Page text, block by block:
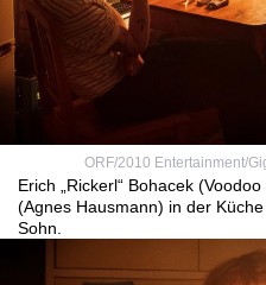
ORF/2010 Entertainment/
Erich „Rickerl“ Bohacek
(Agnes Hausmann) in der
Sohn.